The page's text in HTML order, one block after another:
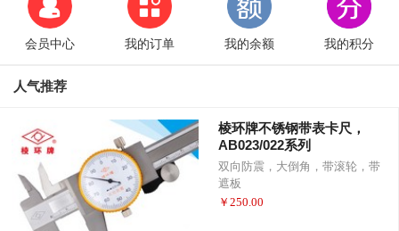
会员中心 我的订单 我的余额 我的积分
人气推荐
棱环牌不锈钢带表卡尺，
AB023/022系列
双向防震，大倒角，带滚轮，带
遮板
￥ 250.00